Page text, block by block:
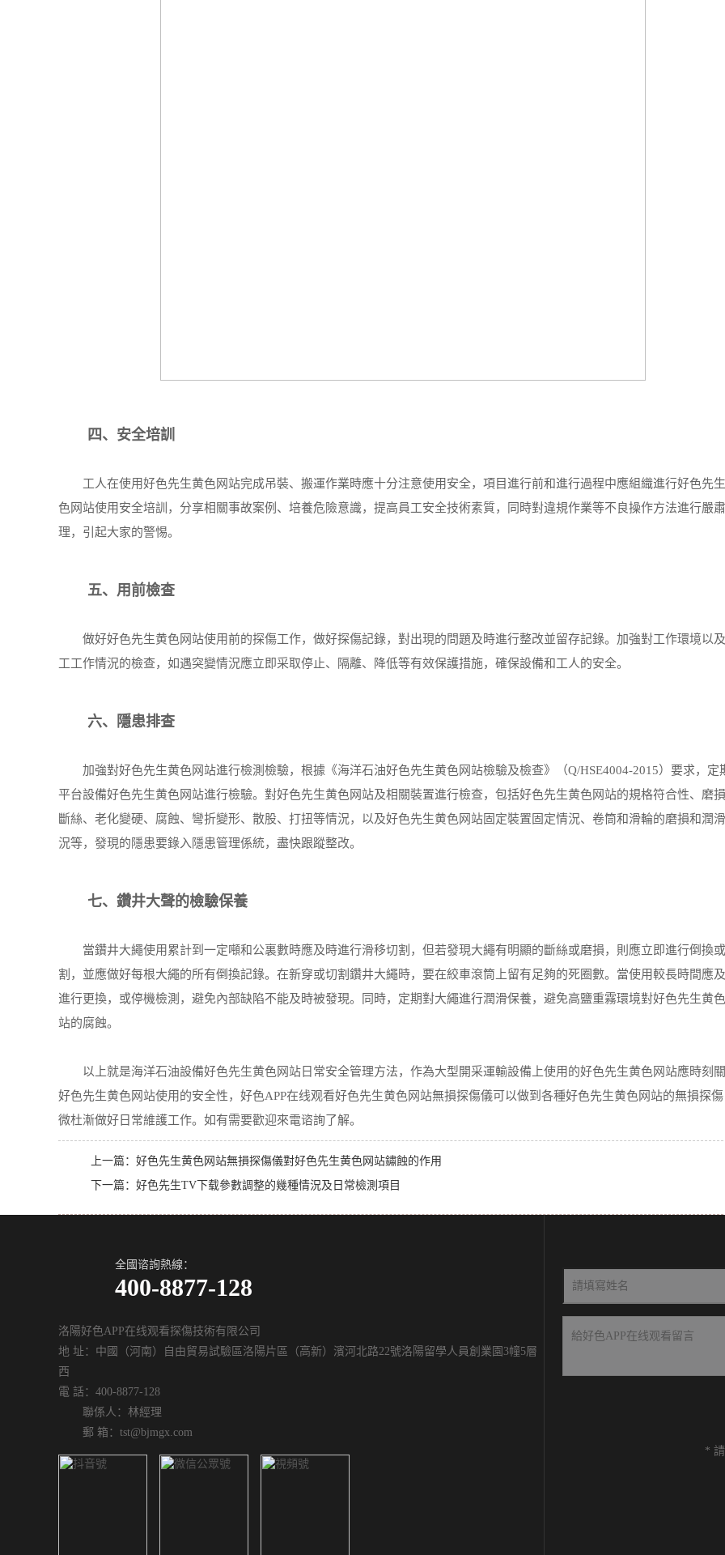
四、安全培訓
工人在使用好色先生黄色网站完成吊裝、搬運作業時應十分注意使用安全，項目進行前和進行過程中應組織進行好色先
色网站使用安全培訓，分享相關事故案例、培養危險意識，提高員工安全技術素質，同時對違規作業等不良操作方法進行嚴
理，引起大家的警惕。
五、用前檢查
做好好色先生黄色网站使用前的探傷工作，做好探傷記錄，對出現的問題及時進行整改並留存記錄。加強對工作環境以
工工作情況的檢查，如遇突變情況應立即采取停止、隔離、降低等有效保護措施，確保設備和工人的安全。
六、隱患排查
加強對好色先生黄色网站進行檢測檢驗，根據《海洋石油好色先生黄色网站檢驗及檢查》（Q/HSE4004-2015）要求，定
平台設備好色先生黄色网站進行檢驗。對好色先生黄色网站及相關裝置進行檢查，包括好色先生黄色网站的規格符合性、磨損
斷絲、老化變硬、腐蝕、彎折變形、散股、打扭等情況，以及好色先生黄色网站固定裝置固定情況、卷筒和滑輪的磨損和潤
況等，發現的隱患要錄入隱患管理係統，盡快跟蹤整改。
七、鑽井大聲的檢驗保養
當鑽井大繩使用累計到一定噸和公裏數時應及時進行滑移切割，但若發現大繩有明顯的斷絲或磨損，則應立即進行倒換
割，並應做好每根大繩的所有倒換記錄。在新穿或切割鑽井大繩時，要在絞車滾筒上留有足夠的死圈數。當使用較長時間應
進行更換，或停機檢測，避免內部缺陷不能及時被發現。同時，定期對大繩進行潤滑保養，避免高鹽重霧環境對好色先生黄
站的腐蝕。
以上就是海洋石油設備好色先生黄色网站日常安全管理方法，作為大型開采運輸設備上使用的好色先生黄色网站應時刻
好色先生黄色网站使用的安全性，好色APP在线观看好色先生黄色网站無損探傷儀可以做到各種好色先生黄色网站的無損探
微杜漸做好日常維護工作。如有需要歡迎來電谘詢了解。
上一篇： 好色先生黄色网站無損探傷儀對好色先生黄色网站鏽蝕的作用
下一篇： 好色先生TV下载參數調整的幾種情況及日常檢測項目
全國谘詢熱線：
400-8877-128
洛陽好色APP在线观看探傷技術有限公司
地 址：中國（河南）自由貿易試驗區洛陽片區（高新）濱河北路22號洛陽留學人員創業園3幢5層
西
電 話：400-8877-128
聯係人：林經理
郵 箱：tst@bjmgx.com
*